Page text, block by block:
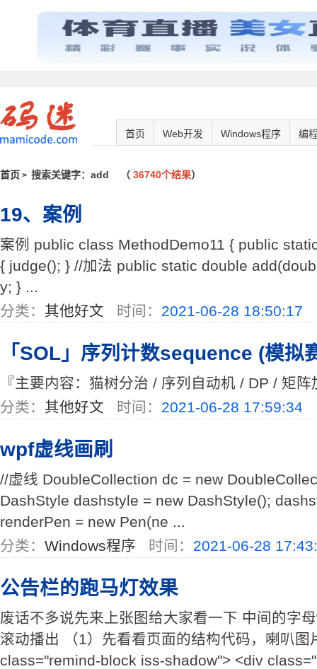
首页 Web开发 Windows程序 编
首页 > 搜索关键字：add （ 36740个结果）
19、案例
案例 public class MethodDemo11 { public
{ judge(); } //加法 public static double
y; } ...
分类： 其他好文 时间： 2021-06-28 18:50:17
「SOL」序列计数sequence (模拟
『主要内容：猫树分治 / 序列自动机 / DP / 矩
分类： 其他好文 时间： 2021-06-28 17:59:34
wpf虚线画刷
//虚线 DoubleCollection dc = new
DashStyle dashstyle = new DashStyle();
renderPen = new Pen(ne ...
分类： Windows程序 时间： 2021-06-28
公告栏的跑马灯效果
废话不多说先来上张图给大家看一下 中间的字
滚动播出 （1）先看看页面的结构代码，喇叭
class="remind-block iss-shadow"> <div